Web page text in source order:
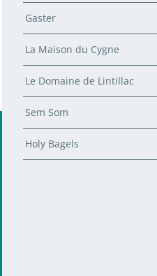
Gaster
La Maison du Cygne
Le Domaine de Lintillac
Sem Som
Holy Bagels